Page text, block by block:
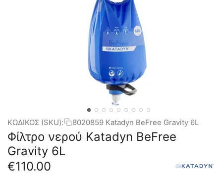
ΚΩΔΙΚΟΣ (SKU): 8020859 Katadyn BeFree Gravity 6L
Φίλτρο νερού Katadyn BeFree
Gravity 6L
€110.00